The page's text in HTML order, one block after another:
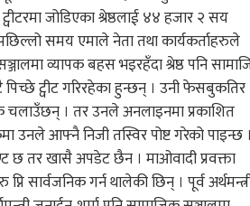
जोडिएका श्रेष्ठलाई ४४ हजार २ सय
पछिल्लो समय एमाले नेता तथा कार्यकर्ताहरुले
व्यापक बहस भइरहँदा श्रेष्ठ पनि
पिच्छे ट्वीट गरिरहेका हुन्छन् । उनी फेसबुकतिर
चलाउँछन् । तर उनले अनलाइनमा प्रकाशित
उनले आफ्नै निजी तस्विर पोष्ट गरेको पाइन्छ ।
छ तर खासै अपडेट छैन । माओवादी प्रवक्ता
सार्वजनिक गर्न थालेकी छिन् । पूर्व